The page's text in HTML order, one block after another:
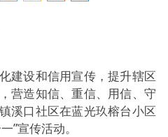
设和信用宣传，提升辖区
营造知信、重信、用信、守
溪口社区在蓝光玖榕台小区
”宣传活动。